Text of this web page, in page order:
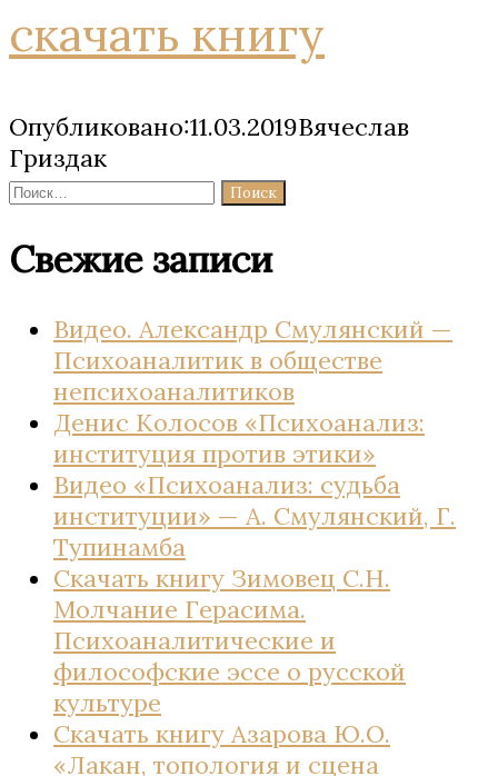
скачать книгу
Опубликовано:11.03.2019Вячеслав
Гриздак
Найти:
Свежие записи
Видео. Александр Смулянский —
Психоаналитик в обществе
непсихоаналитиков
Денис Колосов «Психоанализ:
институция против этики»
Видео «Психоанализ: судьба
институции» — А. Смулянский, Г.
Тупинамба
Скачать книгу Зимовец С.Н.
Молчание Герасима.
Психоаналитические и
философские эссе о русской
культуре
Скачать книгу Азарова Ю.О.
«Лакан, топология и сцена